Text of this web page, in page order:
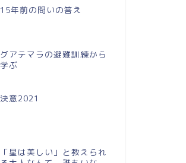
15年前の問いの答え
グアテマラの避難訓練から
学ぶ
決意2021
「星は美しい」と教えられ